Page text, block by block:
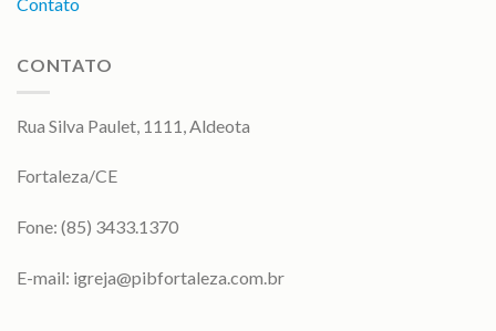
CONTATO
Rua Silva Paulet, 1111, Aldeota
Fortaleza/CE
Fone: (85) 3433.1370
E-mail: igreja@pibfortaleza.com.br